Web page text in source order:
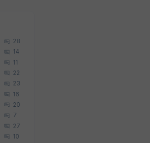
28
14
11
22
23
16
20
7
27
10